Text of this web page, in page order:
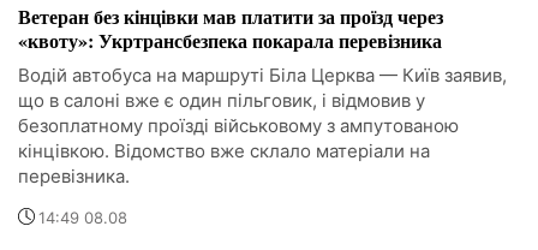
Ветеран без кінцівки мав платити за проїзд через
«квоту»: Укртрансбезпека покарала перевізника
Водій автобуса на маршруті Біла Церква — Київ заявив,
що в салоні вже є один пільговик, і відмовив у
безоплатному проїзді військовому з ампутованою
кінцівкою. Відомство вже склало матеріали на
перевізника.
14:49 08.08